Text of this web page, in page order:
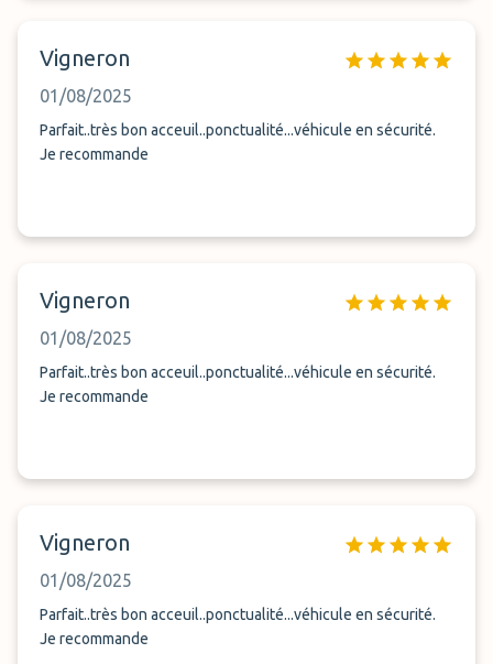
Vigneron
01/08/2025
Parfait..très bon acceuil..ponctualité...véhicule en sécurité.
Je recommande
Vigneron
01/08/2025
Parfait..très bon acceuil..ponctualité...véhicule en sécurité.
Je recommande
Vigneron
01/08/2025
Parfait..très bon acceuil..ponctualité...véhicule en sécurité.
Je recommande